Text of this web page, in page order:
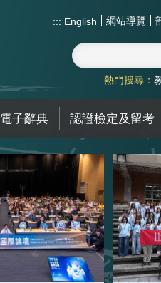
::: English 網站導覽
熱門搜尋：
電子辭典 認證檢定及留考